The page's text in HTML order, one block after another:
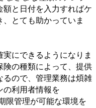
額と日付を入力すればケ
とても助かっていま
にできるようになりま
険の種類によって、提供
るので、管理業務は煩雑
の利用者情報を
限管理が可能な環境を